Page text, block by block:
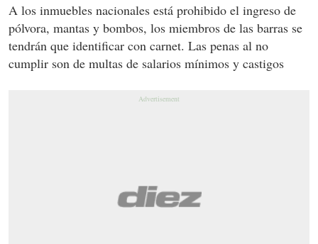
A los inmuebles nacionales está prohibido el ingreso de
pólvora, mantas y bombos, los miembros de las barras se
tendrán que identificar con carnet. Las penas al no
cumplir son de multas de salarios mínimos y castigos